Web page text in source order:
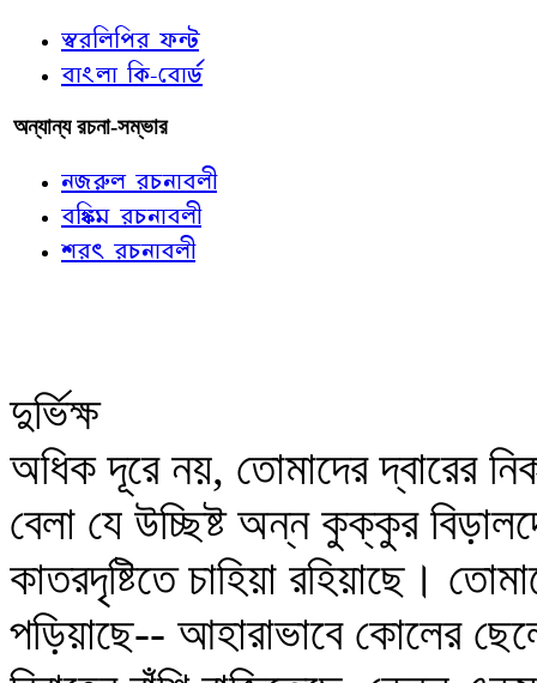
স্বরলিপির ফন্ট
বাংলা কি-বোর্ড
অন্যান্য রচনা-সম্ভার
নজরুল রচনাবলী
বঙ্কিম রচনাবলী
শরৎ রচনাবলী
দুর্ভিক্ষ
অধিক দূরে নয়, তোমাদের দ্বারের
বেলা যে উচ্ছিষ্ট অন্ন কুক্কুর
কাতরদৃষ্টিতে চাহিয়া রহিয়াছে।
পড়িয়াছে-- আহারাভাবে কোলের